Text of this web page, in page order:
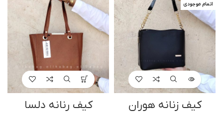
اتمام موجودی
کیف زنانه هوران کیف رنانه دلسا